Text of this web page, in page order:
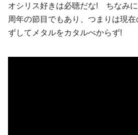
オシリス好きは必聴だな! ちなみ
周年の節目でもあり、つまりは現
ずしてメタルをカタルべからず!